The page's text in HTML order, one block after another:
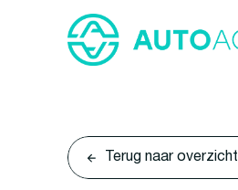
Terug naar overzicht